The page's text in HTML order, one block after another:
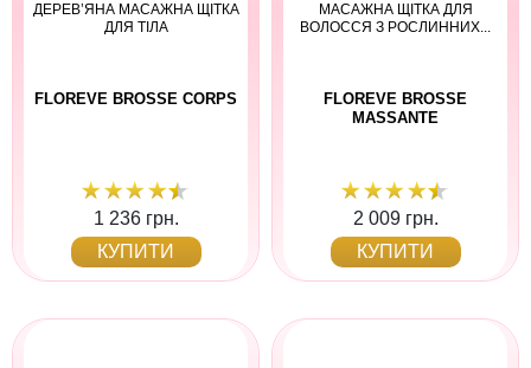
ДЕРЕВ’ЯНА МАСАЖНА ЩІТКА
ДЛЯ ТІЛА
FLOREVE BROSSE CORPS
1 236 грн.
КУПИТИ
МАСАЖНА ЩІТКА ДЛЯ
ВОЛОССЯ З РОСЛИННИХ...
FLOREVE BROSSE
MASSANTE
2 009 грн.
КУПИТИ